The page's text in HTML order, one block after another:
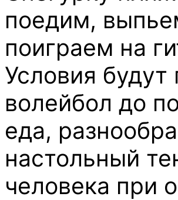
поедим,
поиграем на
Условия
волейбол до
еда,
настольный
человека при